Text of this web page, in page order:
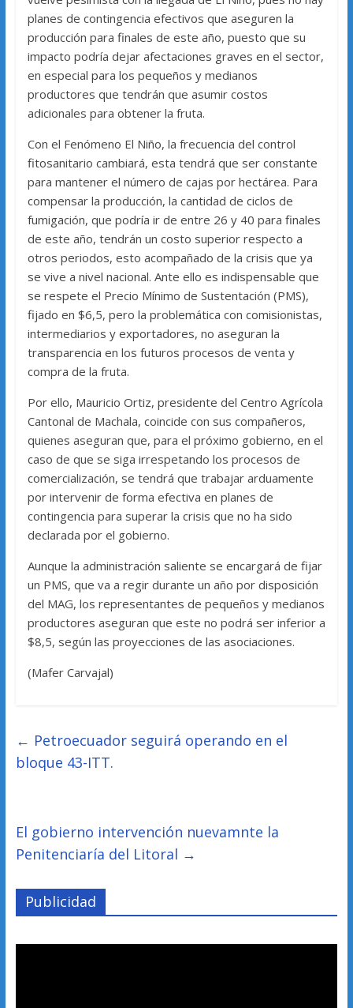
planes de contingencia efectivos que aseguren la
producción para finales de este año, puesto que su
impacto podría dejar afectaciones graves en el sector,
en especial para los pequeños y medianos
productores que tendrán que asumir costos
adicionales para obtener la fruta.
Con el Fenómeno El Niño, la frecuencia del control
fitosanitario cambiará, esta tendrá que ser constante
para mantener el número de cajas por hectárea. Para
compensar la producción, la cantidad de ciclos de
fumigación, que podría ir de entre 26 y 40 para finales
de este año, tendrán un costo superior respecto a
otros periodos, esto acompañado de la crisis que ya
se vive a nivel nacional. Ante ello es indispensable que
se respete el Precio Mínimo de Sustentación (PMS),
fijado en $6,5, pero la problemática con comisionistas,
intermediarios y exportadores, no aseguran la
transparencia en los futuros procesos de venta y
compra de la fruta.
Por ello, Mauricio Ortiz, presidente del Centro Agrícola
Cantonal de Machala, coincide con sus compañeros,
quienes aseguran que, para el próximo gobierno, en el
caso de que se siga irrespetando los procesos de
comercialización, se tendrá que trabajar arduamente
por intervenir de forma efectiva en planes de
contingencia para superar la crisis que no ha sido
declarada por el gobierno.
Aunque la administración saliente se encargará de fijar
un PMS, que va a regir durante un año por disposición
del MAG, los representantes de pequeños y medianos
productores aseguran que este no podrá ser inferior a
$8,5, según las proyecciones de las asociaciones.
(Mafer Carvajal)
← Petroecuador seguirá operando en el
bloque 43-ITT.
El gobierno intervención nuevamnte la
Penitenciaría del Litoral →
Publicidad